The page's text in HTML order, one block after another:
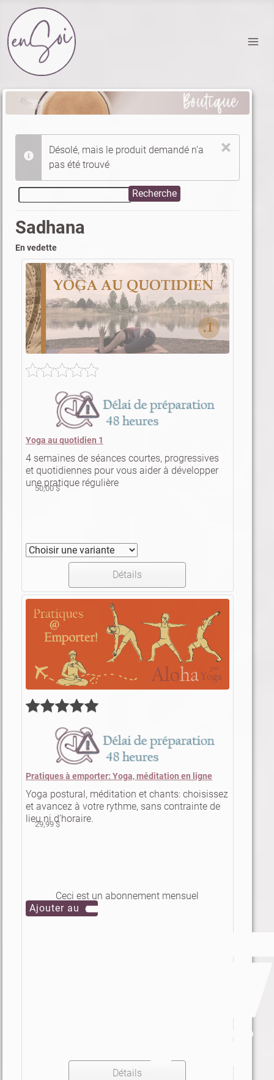
×
info
Désolé, mais le produit demandé n'a
pas été trouvé
Sadhana
En vedette
Yoga au quotidien 1
4 semaines de séances courtes, progressives
et quotidiennes pour vous aider à développer
une pratique régulière
50,00 $
Détails
Pratiques à emporter: Yoga, méditation en ligne
Yoga postural, méditation et chants: choisissez
et avancez à votre rythme, sans contrainte de
lieu ni d’horaire.
29,99 $
Ceci est un abonnement mensuel
Détails